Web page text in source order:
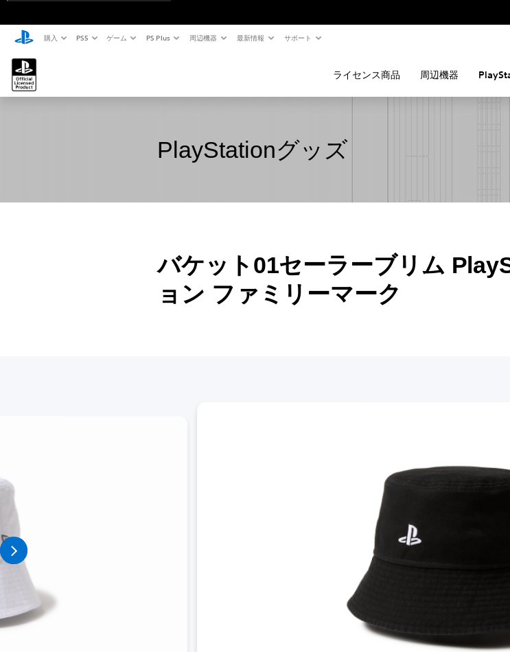
購入 PS5 ゲーム PS Plus 周辺機器 最新情報 サポート
ライセンス商品 周辺機器
PlayStationグッズ
バケット01セーラーブリム
ョン ファミリーマーク